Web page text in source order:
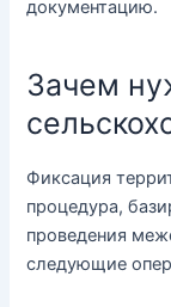
документацию.
Зачем
Фиксация
процедура,
проведения
следующие